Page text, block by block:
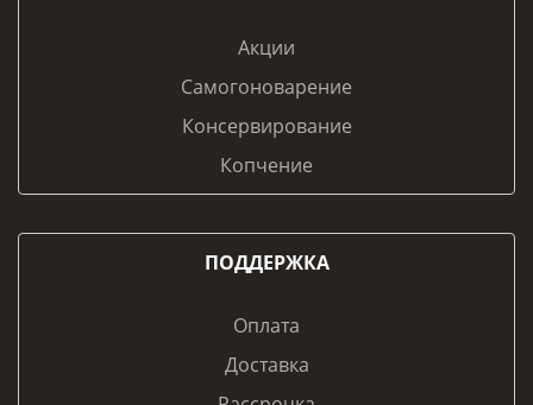
Акции
Самогоноварение
Консервирование
Копчение
ПОДДЕРЖКА
Оплата
Доставка